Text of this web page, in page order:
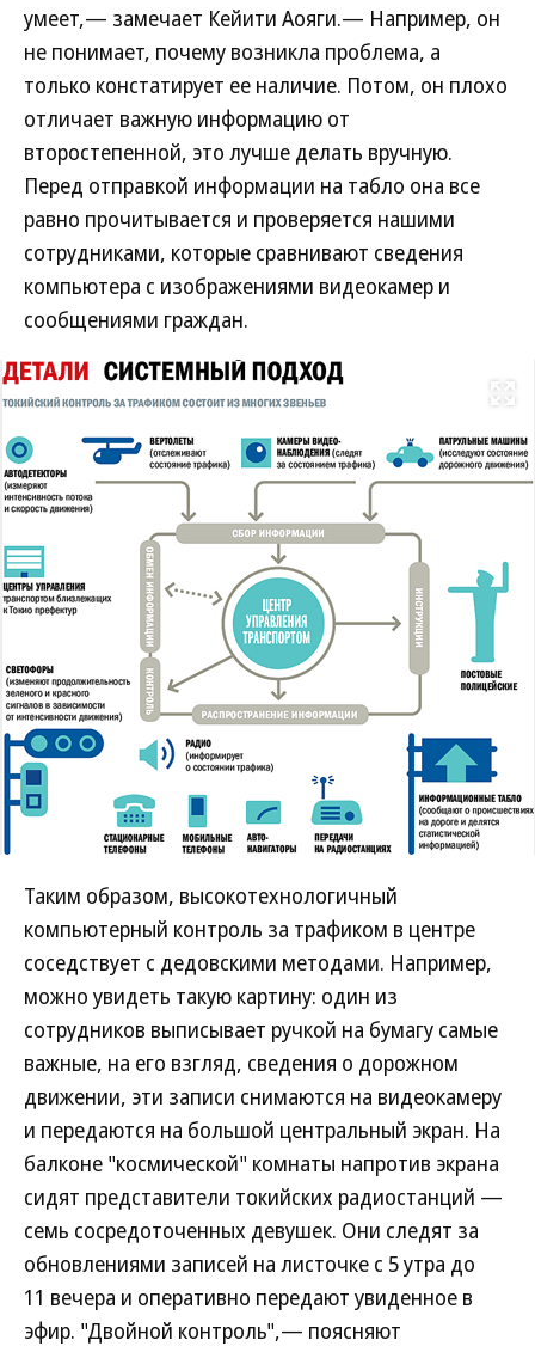
умеет,— замечает Кейити Аояги.— Например, он
не понимает, почему возникла проблема, а
только констатирует ее наличие. Потом, он плохо
отличает важную информацию от
второстепенной, это лучше делать вручную.
Перед отправкой информации на табло она все
равно прочитывается и проверяется нашими
сотрудниками, которые сравнивают сведения
компьютера с изображениями видеокамер и
сообщениями граждан.
Таким образом, высокотехнологичный
компьютерный контроль за трафиком в центре
соседствует с дедовскими методами. Например,
можно увидеть такую картину: один из
сотрудников выписывает ручкой на бумагу самые
важные, на его взгляд, сведения о дорожном
движении, эти записи снимаются на видеокамеру
и передаются на большой центральный экран. На
балконе "космической" комнаты напротив экрана
сидят представители токийских радиостанций —
семь сосредоточенных девушек. Они следят за
обновлениями записей на листочке с 5 утра до
11 вечера и оперативно передают увиденное в
эфир. "Двойной контроль",— поясняют